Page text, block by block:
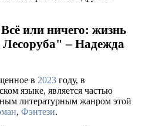
или ничего: жизнь
– Надежда
в 2023 году, в
языке, является частью
литературным жанром этой
, Фэнтези.